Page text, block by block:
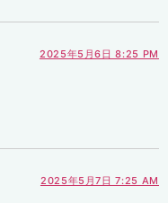
2025年5月6日 8:25 PM
2025年5月7日 7:25 AM